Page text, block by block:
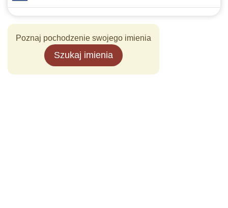
Poznaj pochodzenie swojego imienia
Szukaj imienia